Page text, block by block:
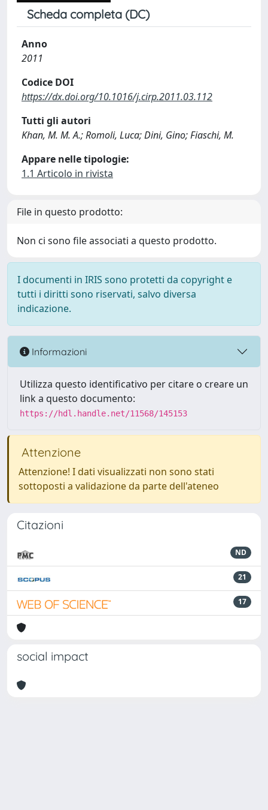
Scheda completa (DC)
Anno
2011
Codice DOI
https://dx.doi.org/10.1016/j.cirp.2011.03.112
Tutti gli autori
Khan, M. M. A.; Romoli, Luca; Dini, Gino; Fiaschi, M.
Appare nelle tipologie:
1.1 Articolo in rivista
File in questo prodotto:
Non ci sono file associati a questo prodotto.
I documenti in IRIS sono protetti da copyright e
tutti i diritti sono riservati, salvo diversa
indicazione.
Informazioni
Utilizza questo identificativo per citare o creare un
link a questo documento:
https://hdl.handle.net/11568/145153
Attenzione
Attenzione! I dati visualizzati non sono stati
sottoposti a validazione da parte dell'ateneo
Citazioni
ND
21
17
social impact